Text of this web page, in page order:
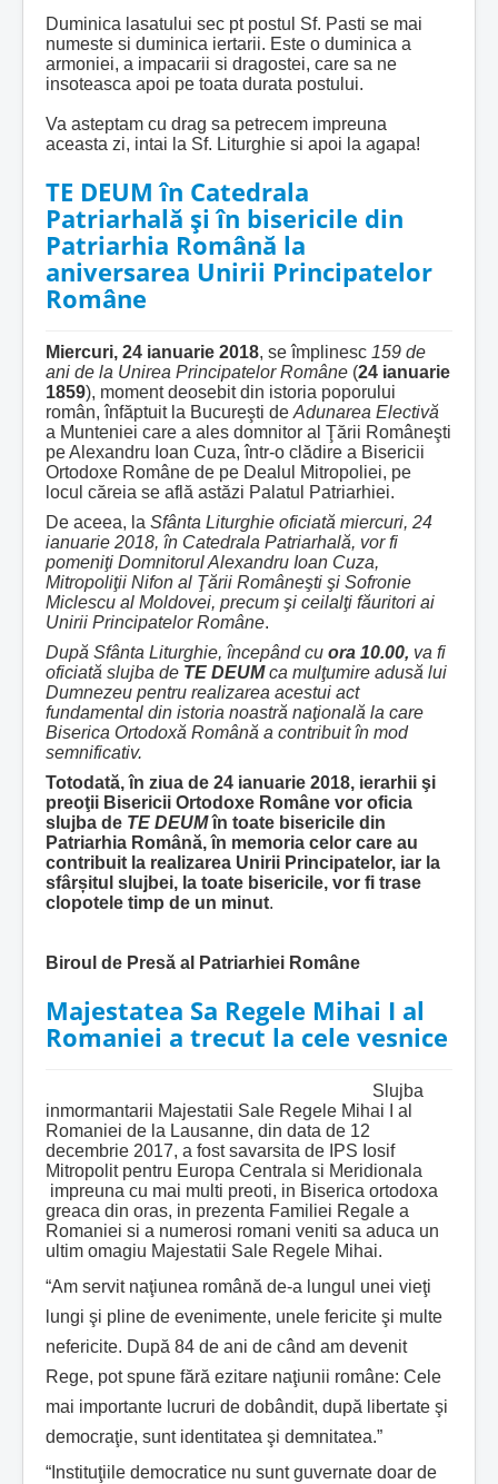
Duminica lasatului sec pt postul Sf. Pasti se mai
numeste si duminica iertarii. Este o duminica a
armoniei, a impacarii si dragostei, care sa ne
insoteasca apoi pe toata durata postului.
Va asteptam cu drag sa petrecem impreuna
aceasta zi, intai la Sf. Liturghie si apoi la agapa!
TE DEUM în Catedrala
Patriarhală şi în bisericile din
Patriarhia Română la
aniversarea Unirii Principatelor
Române
Miercuri, 24 ianuarie 2018, se împlinesc 159 de
ani de la Unirea Principatelor Române (24 ianuarie
1859), moment deosebit din istoria poporului
român, înfăptuit la Bucureşti de Adunarea Electivă
a Munteniei care a ales domnitor al Ţării Româneşti
pe Alexandru Ioan Cuza, într-o clădire a Bisericii
Ortodoxe Române de pe Dealul Mitropoliei, pe
locul căreia se află astăzi Palatul Patriarhiei.
De aceea, la Sfânta Liturghie oficiată miercuri, 24
ianuarie 2018, în Catedrala Patriarhală, vor fi
pomeniţi Domnitorul Alexandru Ioan Cuza,
Mitropoliţii Nifon al Ţării Româneşti şi Sofronie
Miclescu al Moldovei, precum şi ceilalţi făuritori ai
Unirii Principatelor Române.
După Sfânta Liturghie, începând cu ora 10.00, va fi
oficiată slujba de TE DEUMca mulţumire adusă lui
Dumnezeu pentru realizarea acestui act
fundamental din istoria noastră naţională la care
Biserica Ortodoxă Română a contribuit în mod
semnificativ.
Totodată, în ziua de 24 ianuarie 2018, ierarhii şi
preoţii Bisericii Ortodoxe Române vor oficia
slujba de TE DEUMîn toate bisericile din
Patriarhia Română, în memoria celor care au
contribuit la realizarea Unirii Principatelor, iar la
sfârșitul slujbei, la toate bisericile, vor fi trase
clopotele timp de un minut.
Biroul de Presă al Patriarhiei Române
Majestatea Sa Regele Mihai I al
Romaniei a trecut la cele vesnice
Slujba
inmormantarii Majestatii Sale Regele Mihai I al
Romaniei de la Lausanne, din data de 12
decembrie 2017, a fost savarsita de IPS Iosif
Mitropolit pentru Europa Centrala si Meridionala
impreuna cu mai multi preoti, in Biserica ortodoxa
greaca din oras, in prezenta Familiei Regale a
Romaniei si a numerosi romani veniti sa aduca un
ultim omagiu Majestatii Sale Regele Mihai.
“Am servit naţiunea română de-a lungul unei vieţi
lungi şi pline de evenimente, unele fericite şi multe
nefericite. După 84 de ani de când am devenit
Rege, pot spune fără ezitare naţiunii române: Cele
mai importante lucruri de dobândit, după libertate şi
democraţie, sunt identitatea şi demnitatea.”
“Instituţiile democratice nu sunt guvernate doar de